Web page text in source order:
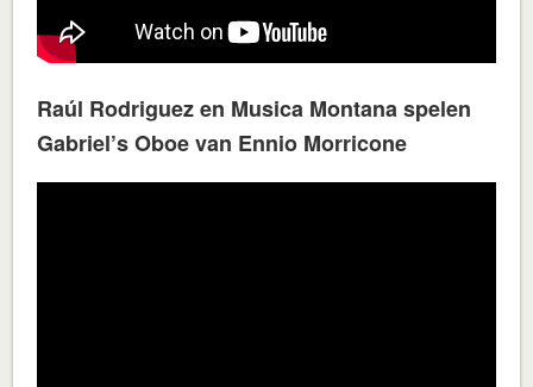
Raúl Rodriguez en Musica Montana spelen
Gabriel’s Oboe van Ennio Morricone